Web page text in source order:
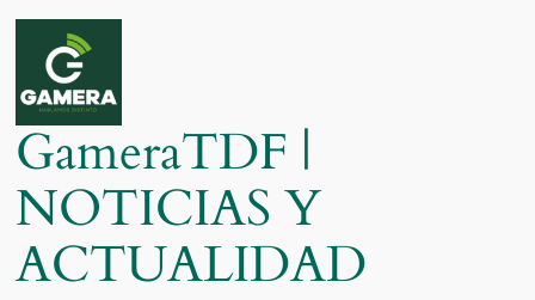
Saltar
contenido
GameraTDF |
NOTICIAS Y
ACTUALIDAD